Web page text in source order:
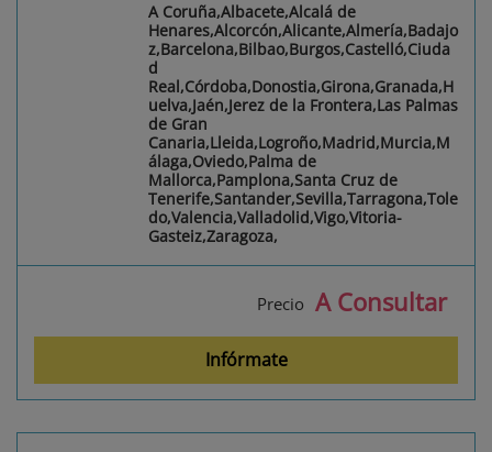
A Coruña,Albacete,Alcalá de
Henares,Alcorcón,Alicante,Almería,Badajo
z,Barcelona,Bilbao,Burgos,Castelló,Ciuda
d
Real,Córdoba,Donostia,Girona,Granada,H
uelva,Jaén,Jerez de la Frontera,Las Palmas
de Gran
Canaria,Lleida,Logroño,Madrid,Murcia,M
álaga,Oviedo,Palma de
Mallorca,Pamplona,Santa Cruz de
Tenerife,Santander,Sevilla,Tarragona,Tole
do,Valencia,Valladolid,Vigo,Vitoria-
Gasteiz,Zaragoza,
Precio A Consultar
Infórmate